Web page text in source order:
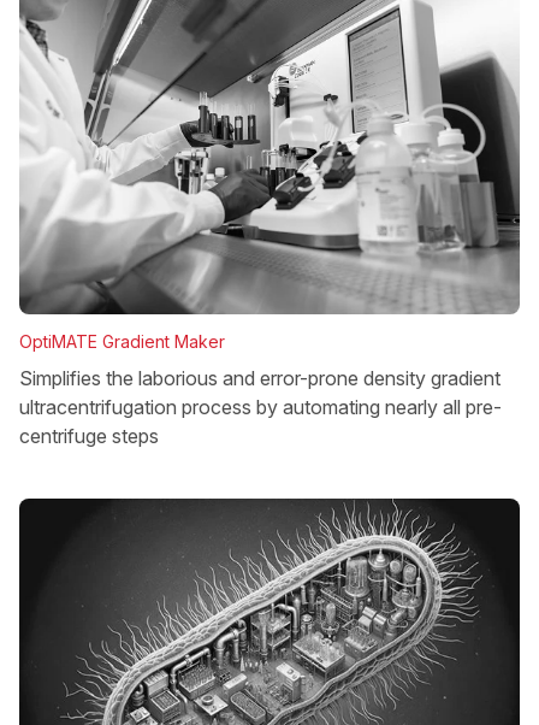
OptiMATE Gradient Maker
Simplifies the laborious and error-prone density gradient
ultracentrifugation process by automating nearly all pre-
centrifuge steps